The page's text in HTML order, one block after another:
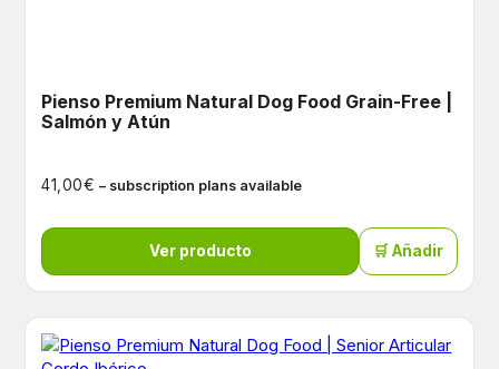
Pienso Premium Natural Dog Food Grain-Free |
Salmón y Atún
41,00€ – subscription plans available
Ver producto 🛒 Añadir